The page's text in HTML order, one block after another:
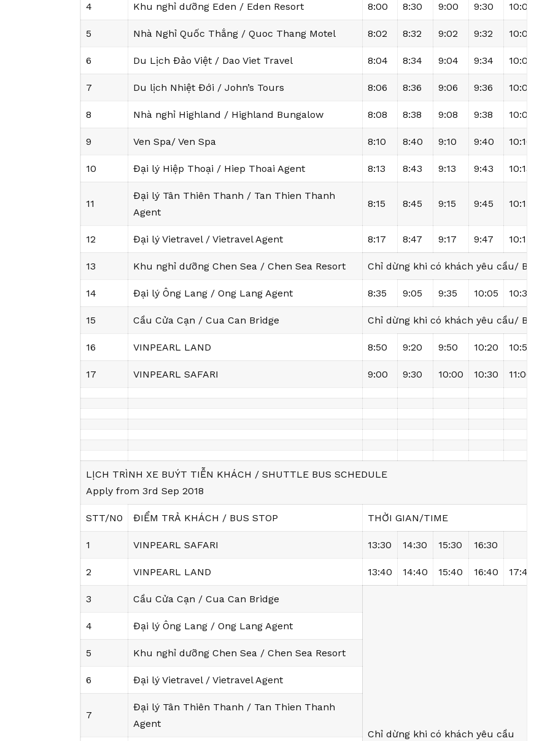
4 Khu nghỉ dưỡng Eden / Eden Resort 8:00 8:30 9:00 9:30 10:00
5 Nhà Nghỉ Quốc Thắng / Quoc Thang Motel 8:02 8:32 9:02 9:32 10:02
6 Du Lịch Đảo Việt / Dao Viet Travel 8:04 8:34 9:04 9:34 10:04
7 Du lịch Nhiệt Đới / John’s Tours 8:06 8:36 9:06 9:36 10:06
8 Nhà nghỉ Highland / Highland Bungalow 8:08 8:38 9:08 9:38 10:08
9 Ven Spa/ Ven Spa 8:10 8:40 9:10 9:40 10:10
10 Đại lý Hiệp Thoại / Hiep Thoai Agent 8:13 8:43 9:13 9:43 10:13
11
Đại lý Tân Thiên Thanh / Tan Thien Thanh
Agent
8:15 8:45 9:15 9:45 10:15
12 Đại lý Vietravel / Vietravel Agent 8:17 8:47 9:17 9:47 10:17
13 Khu nghỉ dưỡng Chen Sea / Chen Sea Resort Chỉ dừng khi có khách yêu cầu/ Bus
14 Đại lý Ông Lang / Ong Lang Agent 8:35 9:05 9:35 10:05 10:35
15 Cầu Cửa Cạn / Cua Can Bridge Chỉ dừng khi có khách yêu cầu/ Bus
16 VINPEARL LAND 8:50 9:20 9:50 10:20 10:50
17 VINPEARL SAFARI 9:00 9:30 10:00 10:30 11:00
LỊCH TRÌNH XE BUÝT TIỄN KHÁCH / SHUTTLE BUS SCHEDULE
Apply from 3rd Sep 2018
STT/N0 ĐIỂM TRẢ KHÁCH / BUS STOP THỜI GIAN/TIME
1 VINPEARL SAFARI 13:30 14:30 15:30 16:30
2 VINPEARL LAND 13:40 14:40 15:40 16:40 17:40
3 Cầu Cửa Cạn / Cua Can Bridge
Chỉ dừng khi có khách yêu cầu
4 Đại lý Ông Lang / Ong Lang Agent
5 Khu nghỉ dưỡng Chen Sea / Chen Sea Resort
6 Đại lý Vietravel / Vietravel Agent
7
Đại lý Tân Thiên Thanh / Tan Thien Thanh
Agent